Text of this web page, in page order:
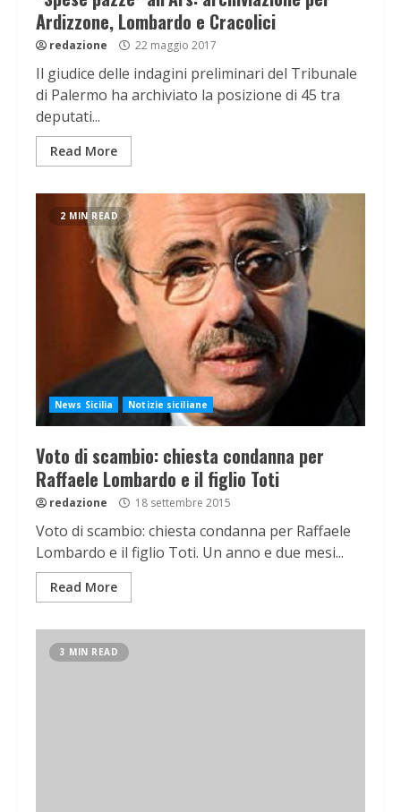
Ardizzone, Lombardo e Cracolici
redazione 22 maggio 2017
Il giudice delle indagini preliminari del Tribunale
di Palermo ha archiviato la posizione di 45 tra
deputati...
Read More
2 MIN READ
News Sicilia Notizie siciliane
Voto di scambio: chiesta condanna per
Raffaele Lombardo e il figlio Toti
redazione 18 settembre 2015
Voto di scambio: chiesta condanna per Raffaele
Lombardo e il figlio Toti. Un anno e due mesi...
Read More
3 MIN READ